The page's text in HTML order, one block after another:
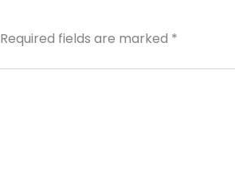
Required fields are marked *